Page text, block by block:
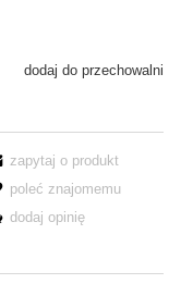
dodaj do przechowalni
zapytaj o produkt
poleć znajomemu
dodaj opinię